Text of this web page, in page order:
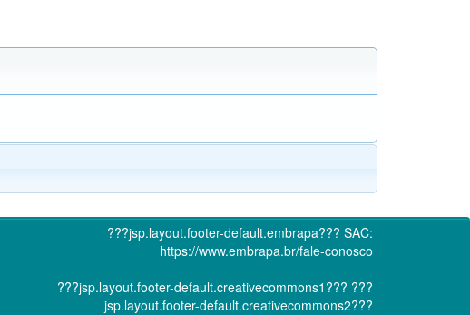
???jsp.layout.footer-default.embrapa??? SAC:
https://www.embrapa.br/fale-conosco
???jsp.layout.footer-default.creativecommons1??? ???
jsp.layout.footer-default.creativecommons2???